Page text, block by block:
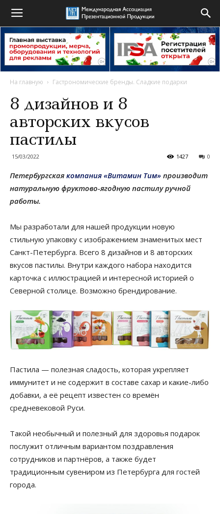
На главную Гастрономические бренды. Сладкие подарки
8 дизайнов и 8
авторских вкусов
пастилы
15/03/2022 0
1427
Петербургская компания «Витамин Тим» производит
натуральную фруктово-ягодную пастилу ручной
работы.
Мы разработали для нашей продукции новую
стильную упаковку с изображением знаменитых мест
Санкт-Петербурга. Всего 8 дизайнов и 8 авторских
вкусов пастилы. Внутри каждого набора находится
карточка с иллюстрацией и интересной историей о
Северной столице. Возможно брендирование.
Пастила — полезная сладость, которая укрепляет
иммунитет и не содержит в составе сахар и какие-либо
добавки, а её рецепт известен со времён
средневековой Руси.
Такой необычный и полезный для здоровья подарок
послужит отличным вариантом поздравления
сотрудников и партнёров, а также будет
традиционным сувениром из Петербурга для гостей
города.